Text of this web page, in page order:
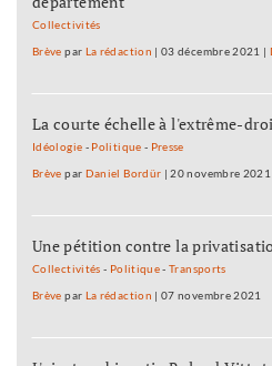
Collectivités
Brève par La rédaction |03 décembre 2021 |
La courte échelle à l'extrême-
Idéologie - Politique - Presse
Brève par Daniel Bordür |20 novembre 2021
Une pétition contre la
Collectivités - Politique-Transports
Brève par La rédaction |07 novembre 2021